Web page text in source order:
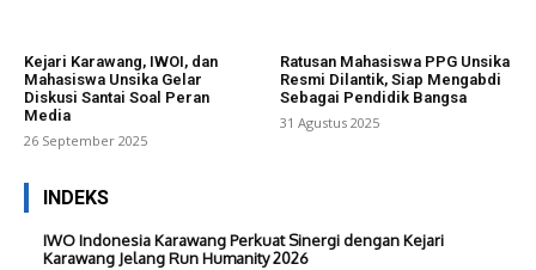
Kejari Karawang, IWOI, dan
Mahasiswa Unsika Gelar
Diskusi Santai Soal Peran
Media
26 September 2025
Ratusan Mahasiswa PPG Unsika
Resmi Dilantik, Siap Mengabdi
Sebagai Pendidik Bangsa
31 Agustus 2025
INDEKS
IWO Indonesia Karawang Perkuat Sinergi dengan Kejari
Karawang Jelang Run Humanity 2026